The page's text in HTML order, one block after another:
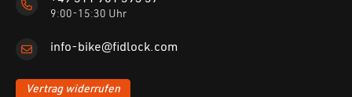
9:00-15:30 Uhr
info-bike@fidlock.com
Vertrag widerrufen